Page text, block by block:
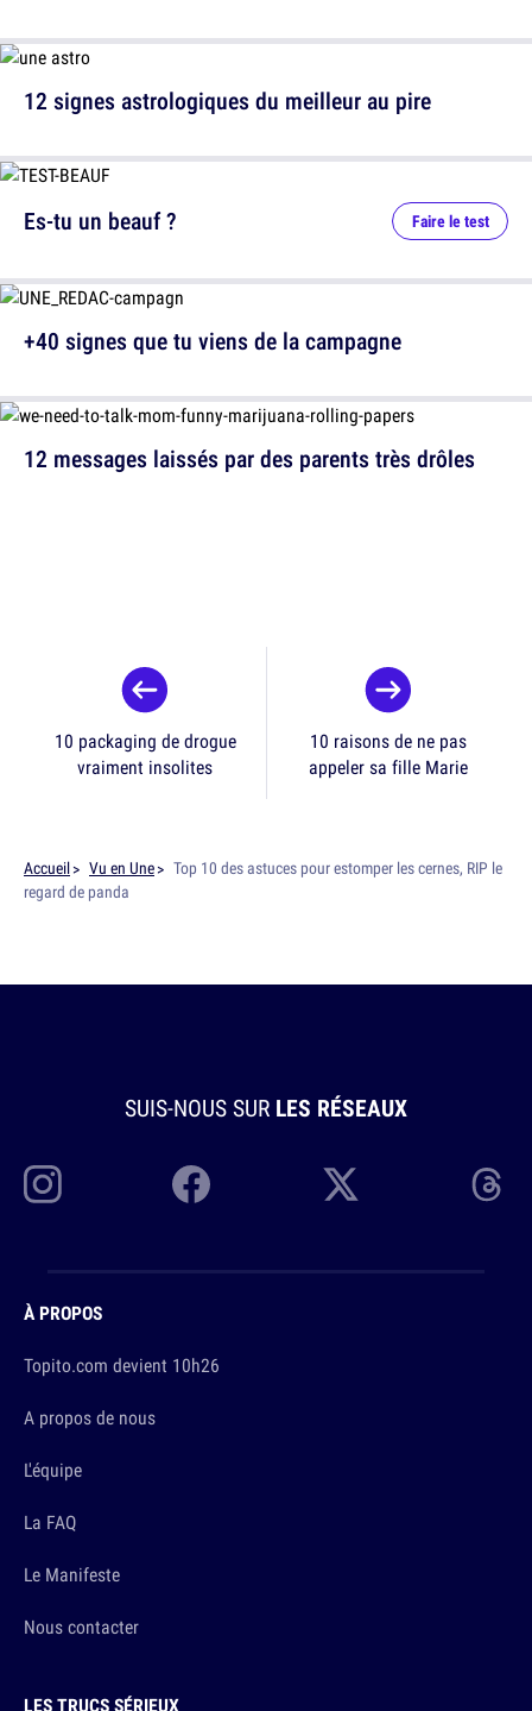
12 signes astrologiques du meilleur au pire
12 messages laissés par des parents très drôles
Es-tu un beauf ? Faire le test
+40 signes que tu viens de la campagne
10 packaging de drogue
vraiment insolites
10 raisons de ne pas
appeler sa fille Marie
Accueil Vu en Une
Top 10 des astuces pour estomper les cernes, RIP le
regard de panda
SUIS-NOUS SUR LES RÉSEAUX
À PROPOS
Topito.com devient 10h26
A propos de nous
L'équipe
La FAQ
Le Manifeste
Nous contacter
LES TRUCS SÉRIEUX